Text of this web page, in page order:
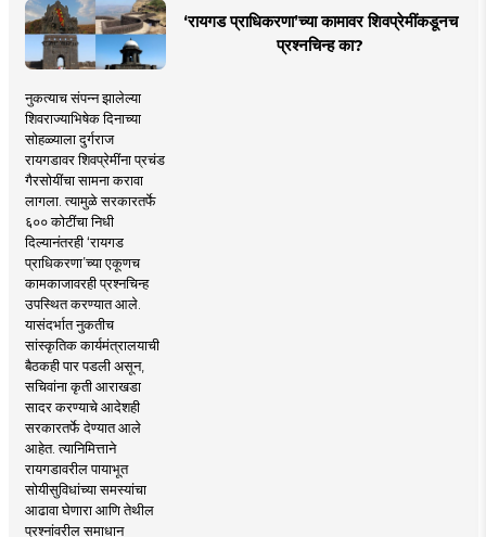
‘रायगड प्राधिकरणा’च्या कामावर शिवप्रेमींकडूनच
प्रश्नचिन्ह का?
नुकत्याच संपन्न झालेल्या
शिवराज्याभिषेक दिनाच्या
सोहळ्याला दुर्गराज
रायगडावर शिवप्रेमींना प्रचंड
गैरसोयींचा सामना करावा
लागला. त्यामुळे सरकारतर्फे
६०० कोटींचा निधी
दिल्यानंतरही ‘रायगड
प्राधिकरणा’च्या एकूणच
कामकाजावरही प्रश्नचिन्ह
उपस्थित करण्यात आले.
यासंदर्भात नुकतीच
सांस्कृतिक कार्यमंत्रालयाची
बैठकही पार पडली असून,
सचिवांना कृती आराखडा
सादर करण्याचे आदेशही
सरकारतर्फे देण्यात आले
आहेत. त्यानिमित्ताने
रायगडावरील पायाभूत
सोयीसुविधांच्या समस्यांचा
आढावा घेणारा आणि तेथील
प्रश्नांवरील समाधान